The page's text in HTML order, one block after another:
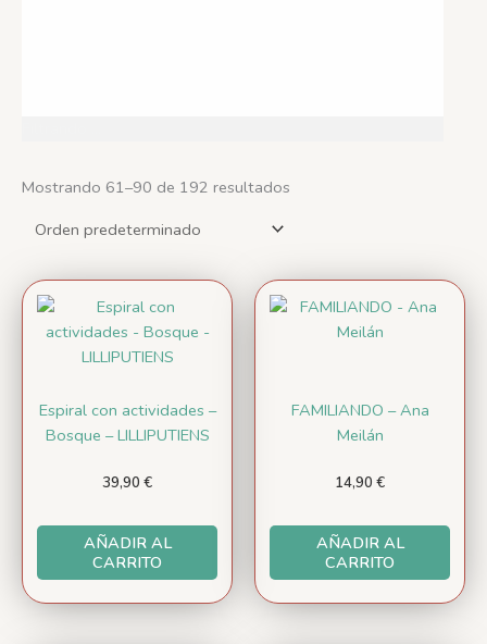
Mostrando 61–90 de 192 resultados
Espiral con actividades –
Bosque – LILLIPUTIENS
39,90 €
AÑADIR AL
CARRITO
FAMILIANDO – Ana
Meilán
14,90 €
AÑADIR AL
CARRITO